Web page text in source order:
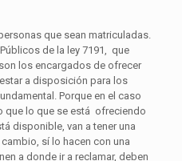
que sean matriculadas.
de la ley 7191, que
los encargados de ofrecer
a disposición para los
Porque en el caso
que lo que se está ofreciendo
disponible, van a tener una
sí lo hacen con una
a donde ir a reclamar, deben